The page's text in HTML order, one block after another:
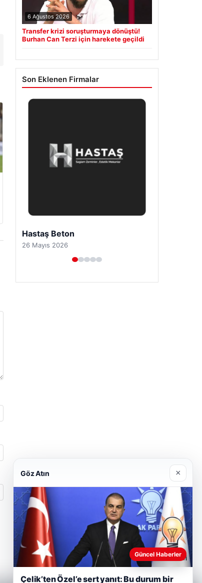
6 Ağustos 2026
Transfer krizi soruşturmaya dönüştü!
Burhan Can Terzi için harekete geçildi
Son Eklenen Firmalar
Prenses Night Club
29 Nisan 2026
Göz Atın ×
Güncel Haberler
Çelik’ten Özel’e sert yanıt: Bu durum bir